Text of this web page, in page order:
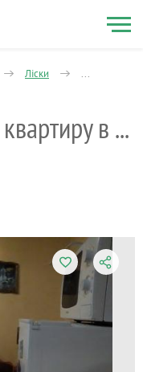
Ліски 1-кімнатна
аю подобово свою квартиру в Лісках